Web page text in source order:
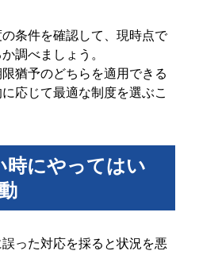
条件を確認して、現時点で
調べましょう。
猶予のどちらを適用できる
応じて最適な制度を選ぶこ
時にやってはい
った対応を採ると状況を悪